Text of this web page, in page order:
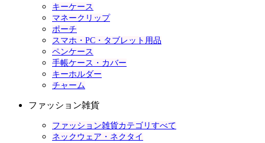
キーケース
マネークリップ
ポーチ
スマホ・PC・タブレット用品
ペンケース
手帳ケース・カバー
キーホルダー
チャーム
ファッション雑貨
ファッション雑貨カテゴリすべて
ネックウェア・ネクタイ